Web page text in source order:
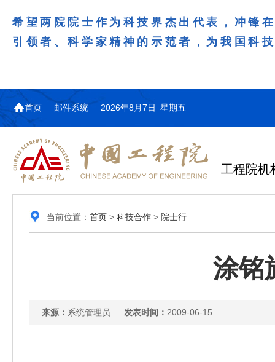
希望两院院士作为科技界杰出代表，冲锋
引领者、科学家精神的示范者，为我国科
首页 邮件系统 2026年8月7日 星期五
工程院机
当前位置： 首页> 科技合作> 院士行
涂铭
来源： 系统管理员 发表时间： 2009-06-15